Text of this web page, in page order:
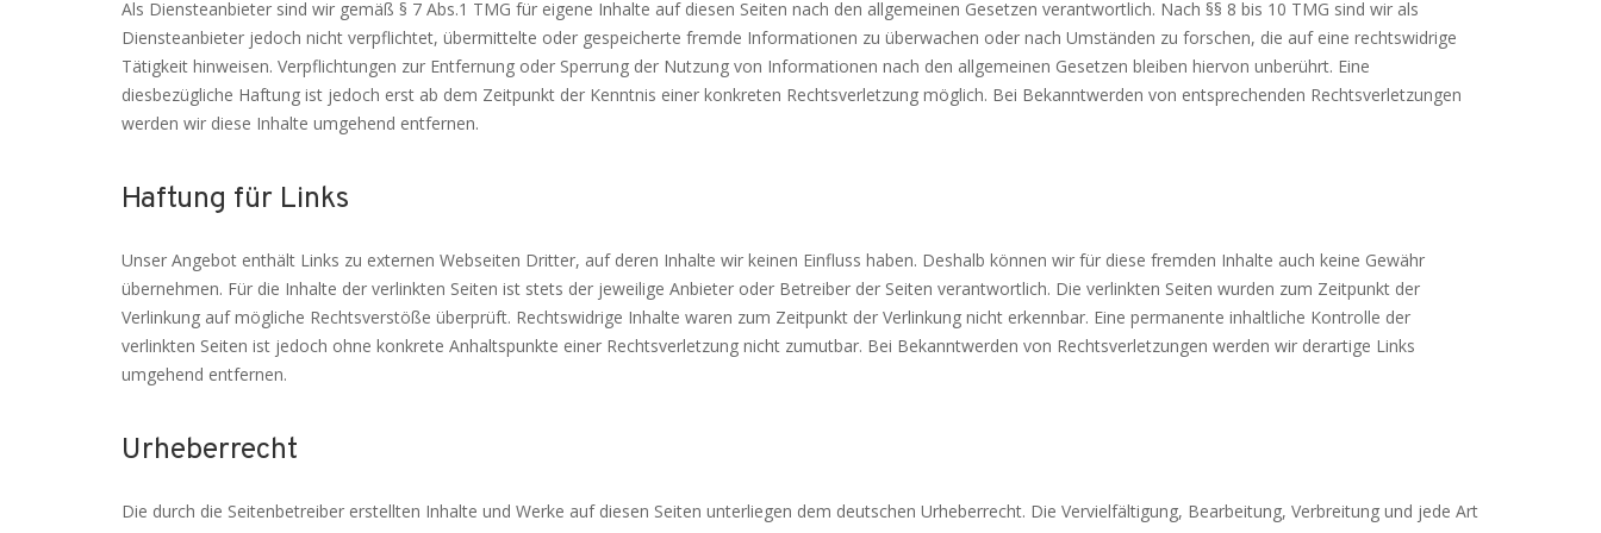
Als Diensteanbieter sind wir gemäß § 7 Abs.1 TMG für eigene Inhalte auf diesen Seiten nach den allgemeinen Gesetzen verantwortlich. Nach §§ 8 bis 10 TMG sind wir als
Diensteanbieter jedoch nicht verpflichtet, übermittelte oder gespeicherte fremde Informationen zu überwachen oder nach Umständen zu forschen, die auf eine rechtswidrige
Tätigkeit hinweisen. Verpflichtungen zur Entfernung oder Sperrung der Nutzung von Informationen nach den allgemeinen Gesetzen bleiben hiervon unberührt. Eine
diesbezügliche Haftung ist jedoch erst ab dem Zeitpunkt der Kenntnis einer konkreten Rechtsverletzung möglich. Bei Bekanntwerden von entsprechenden Rechtsverletzungen
werden wir diese Inhalte umgehend entfernen.
Haftung für Links
Unser Angebot enthält Links zu externen Webseiten Dritter, auf deren Inhalte wir keinen Einfluss haben. Deshalb können wir für diese fremden Inhalte auch keine Gewähr
übernehmen. Für die Inhalte der verlinkten Seiten ist stets der jeweilige Anbieter oder Betreiber der Seiten verantwortlich. Die verlinkten Seiten wurden zum Zeitpunkt der
Verlinkung auf mögliche Rechtsverstöße überprüft. Rechtswidrige Inhalte waren zum Zeitpunkt der Verlinkung nicht erkennbar. Eine permanente inhaltliche Kontrolle der
verlinkten Seiten ist jedoch ohne konkrete Anhaltspunkte einer Rechtsverletzung nicht zumutbar. Bei Bekanntwerden von Rechtsverletzungen werden wir derartige Links
umgehend entfernen.
Urheberrecht
Die durch die Seitenbetreiber erstellten Inhalte und Werke auf diesen Seiten unterliegen dem deutschen Urheberrecht. Die Vervielfältigung, Bearbeitung, Verbreitung und jede Art